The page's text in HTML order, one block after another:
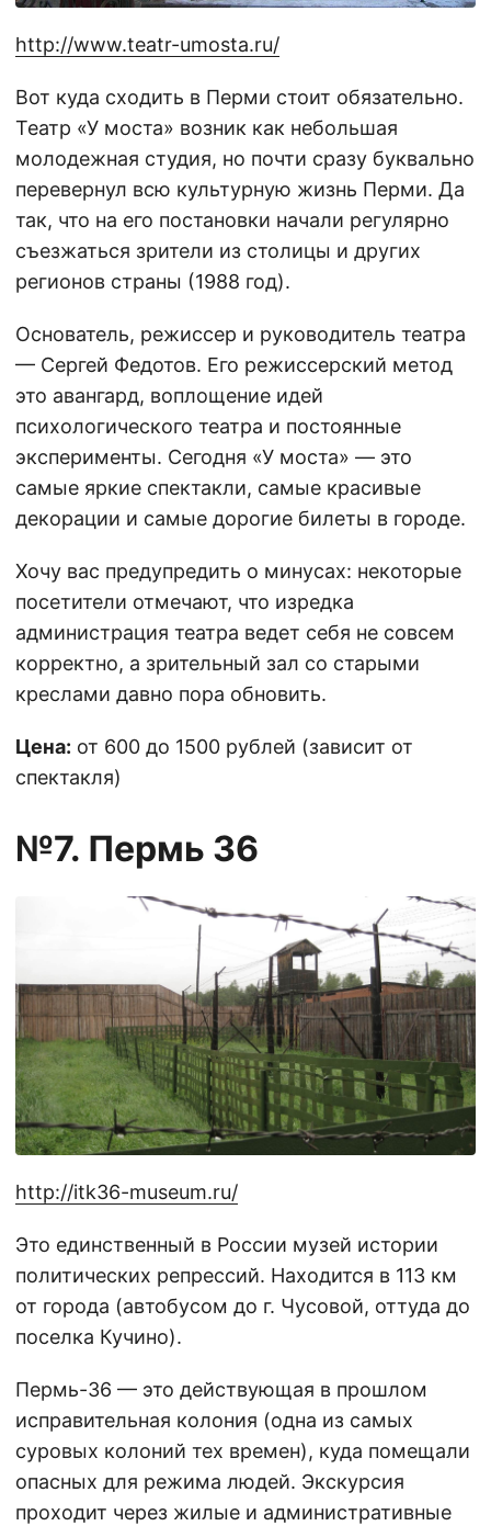
http://www.teatr-umosta.ru/
Вот куда сходить в Перми стоит обязательно.
Театр «У моста» возник как небольшая
молодежная студия, но почти сразу буквально
перевернул всю культурную жизнь Перми. Да
так, что на его постановки начали регулярно
съезжаться зрители из столицы и других
регионов страны (1988 год).
Основатель, режиссер и руководитель театра
— Сергей Федотов. Его режиссерский метод
это авангард, воплощение идей
психологического театра и постоянные
эксперименты. Сегодня «У моста» — это
самые яркие спектакли, самые красивые
декорации и самые дорогие билеты в городе.
Хочу вас предупредить о минусах: некоторые
посетители отмечают, что изредка
администрация театра ведет себя не совсем
корректно, а зрительный зал со старыми
креслами давно пора обновить.
Цена: от 600 до 1500 рублей (зависит от
спектакля)
№7. Пермь 36
http://itk36-museum.ru/
Это единственный в России музей истории
политических репрессий. Находится в 113 км
от города (автобусом до г. Чусовой, оттуда до
поселка Кучино).
Пермь-36 — это действующая в прошлом
исправительная колония (одна из самых
суровых колоний тех времен), куда помещали
опасных для режима людей. Экскурсия
проходит через жилые и административные